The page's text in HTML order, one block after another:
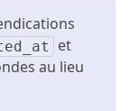
et
au lieu